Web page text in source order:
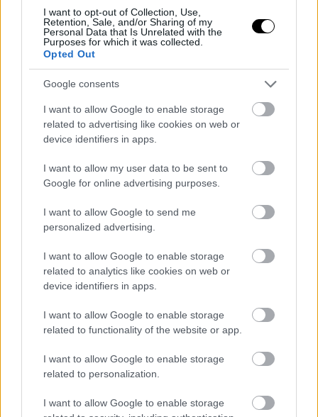
I want to opt-out of Collection, Use,
Retention, Sale, and/or Sharing of my
Personal Data that Is Unrelated with the
Purposes for which it was collected.
Opted Out
Google consents
I want to allow Google to enable storage
related to advertising like cookies on web or
device identifiers in apps.
I want to allow my user data to be sent to
Google for online advertising purposes.
I want to allow Google to send me
personalized advertising.
I want to allow Google to enable storage
related to analytics like cookies on web or
device identifiers in apps.
I want to allow Google to enable storage
related to functionality of the website or app.
I want to allow Google to enable storage
related to personalization.
I want to allow Google to enable storage